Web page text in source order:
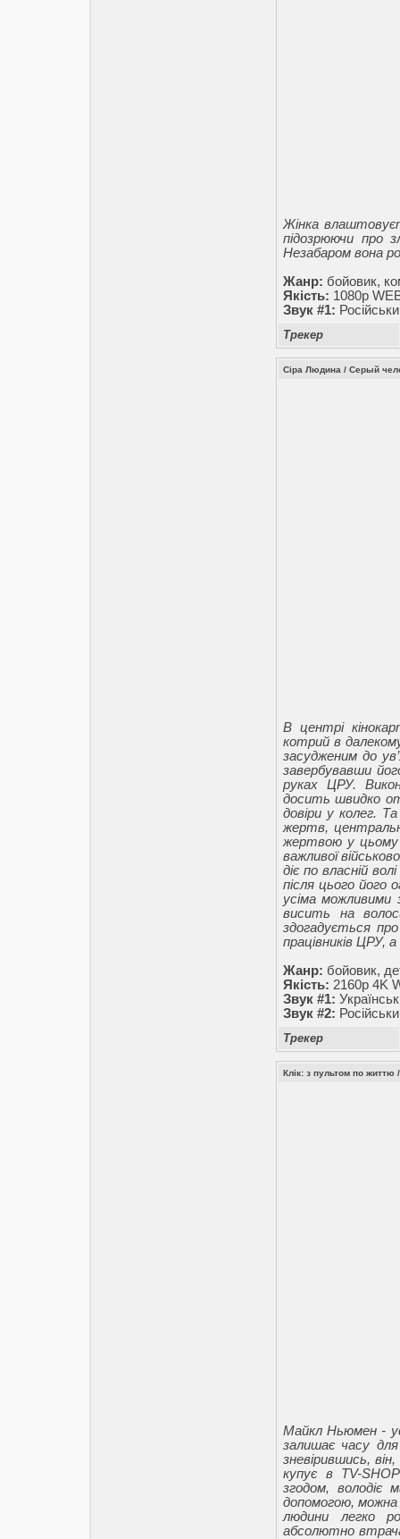
Жінка
підозрюючи про
Незабаром вона
Жанр: бойовик,
Якість: 1080p
Звук #1:
Трекер
Сіра Людина / Серый
В центрі
котрий в
засудженим до
завербувавши
руках ЦРУ.
досить швидко
довіри у колег.
жертв,
жертвою у цьому
важливої
діє по власній
після цього
усіма
висить на
здогадується
працівників ЦРУ,
Жанр: бойовик,
Якість: 2160p 4K
Звук #1:
Звук #2:
Трекер
Клік: з пультом по
Майкл Ньюмен -
залишає часу
зневірившись,
купує в TV-
згодом, володіє
допомогою, можна
людини легко
абсолютно